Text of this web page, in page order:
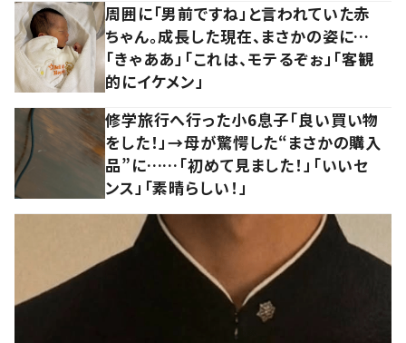
周囲に「男前ですね」と言われていた赤
ちゃん。成長した現在、まさかの姿に…
「きゃああ」「これは、モテるぞぉ」「客観
的にイケメン」
修学旅行へ行った小6息子「良い買い物
をした！」→母が驚愕した“まさかの購入
品”に……「初めて見ました！」「いいセ
ンス」「素晴らしい！」